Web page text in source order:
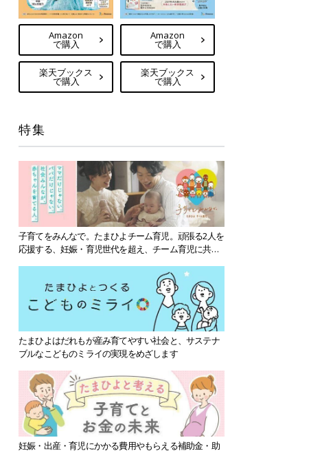
Amazon
で購入
楽天ブックス
で購入
Amazon
で購入
楽天ブックス
で購入
特集
子育てをみんなで。たまひよチーム育児。頑張る2人を
応援する、妊娠・育児世代を超え、チーム育児に共感
たまひよはだれもが産み育てやすい社会と、サステナ
ブルなこどものミライの実現をめざします
妊娠・出産・育児にかかる費用やもらえる補助金・助